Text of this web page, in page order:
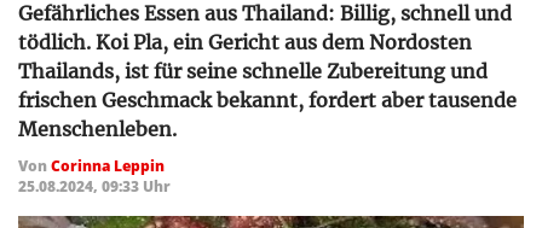
Gefährliches Essen aus Thailand: Billig, schnell und
tödlich. Koi Pla, ein Gericht aus dem Nordosten
Thailands, ist für seine schnelle Zubereitung und
frischen Geschmack bekannt, fordert aber tausende
Menschenleben.
VonCorinna Leppin
25.08.2024, 09:33 Uhr